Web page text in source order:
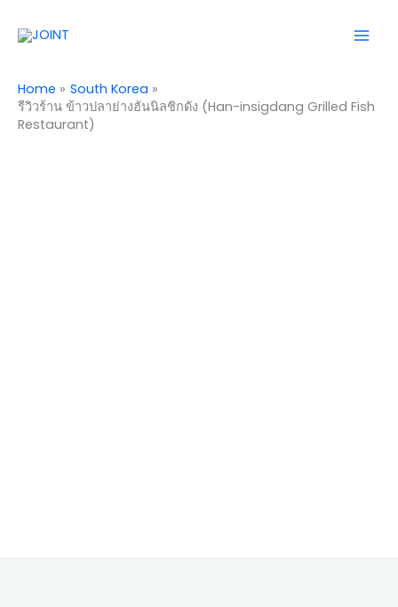
Home
South Korea
รีวิวร้าน ข้าวปลาย่างฮันนิลชิกดัง (Han-insigdang Grilled Fish
Restaurant)